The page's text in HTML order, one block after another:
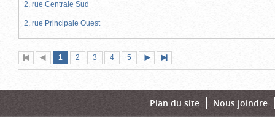
2, rue Centrale Sud
2, rue Principale Ouest
Première
page
Page
précédente
Page
1 (page
actuelle)
Page
2 Page
3 Page
4 Page
5
suivante
page
Plan du site Nous joindre